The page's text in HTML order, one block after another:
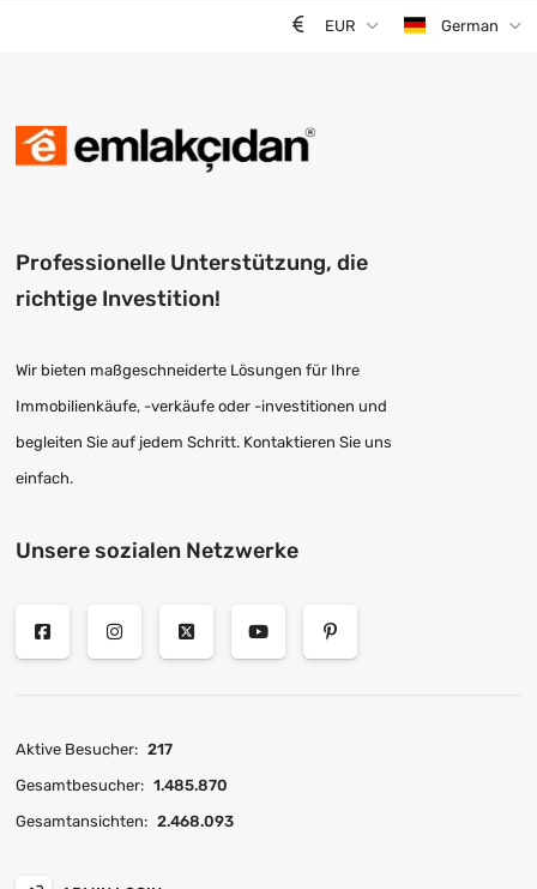
EUR German
Professionelle Unterstützung, die
richtige Investition!
Wir bieten maßgeschneiderte Lösungen für Ihre
Immobilienkäufe, -verkäufe oder -investitionen und
begleiten Sie auf jedem Schritt. Kontaktieren Sie uns
einfach.
Unsere sozialen Netzwerke
Aktive Besucher: 217
Gesamtbesucher: 1.485.870
Gesamtansichten: 2.468.093